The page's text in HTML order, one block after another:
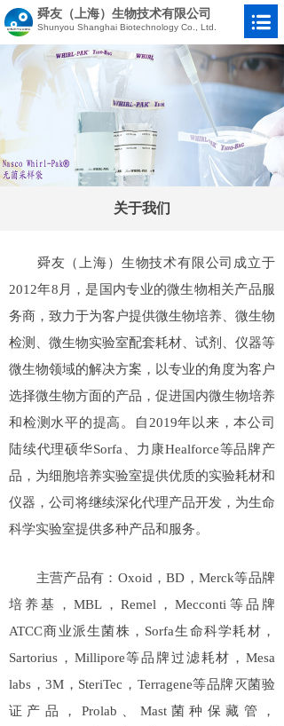
关于我们
舜友（上海）生物技术有限公司成立于
2012年8月，是国内专业的微生物相关产品服
务商，致力于为客户提供微生物培养、微生物
检测、微生物实验室配套耗材、试剂、仪器等
微生物领域的解决方案，以专业的角度为客户
选择微生物方面的产品，促进国内微生物培养
和检测水平的提高。自2019年以来，本公司
陆续代理硕华Sorfa、力康Healforce等品牌产
品，为细胞培养实验室提供优质的实验耗材和
仪器，公司将继续深化代理产品开发，为生命
科学实验室提供多种产品和服务。
主营产品有：Oxoid，BD，Merck等品牌
培养基，MBL，Remel，Mecconti等品牌
ATCC商业派生菌株，Sorfa生命科学耗材，
Sartorius，Millipore等品牌过滤耗材，Mesa
labs，3M，SteriTec，Terragene等品牌灭菌验
证产品，Prolab、Mast菌种保藏管，
舜友（上海）生物技术有限公司
Shunyou Shanghai Biotechnology Co., Ltd.